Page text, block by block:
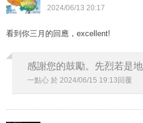
2024/06/13 20:17
看到你三月的回應，excellent!
感謝您的鼓勵。先烈若是
一點心 於 2024/06/15 19:13回覆